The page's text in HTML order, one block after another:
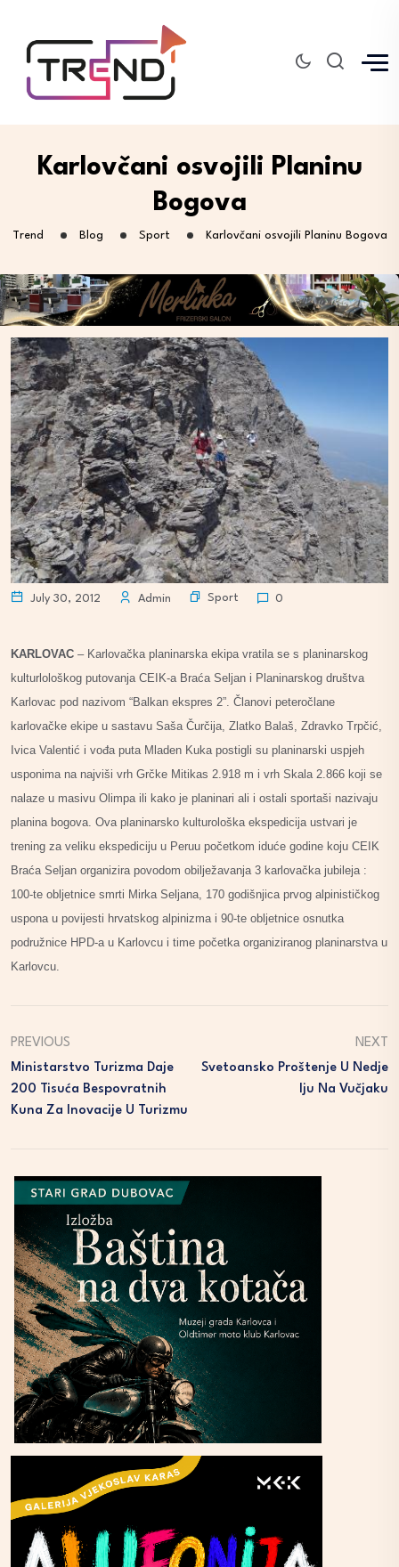
Karlovčani osvojili Planinu
Bogova
Trend Blog Sport Karlovčani osvojili Planinu Bogova
July 30, 2012 Admin Sport 0
KARLOVAC – Karlovačka planinarska ekipa vratila se s planinarskog
kulturlološkog putovanja CEIK-a Braća Seljan i Planinarskog društva
Karlovac pod nazivom “Balkan ekspres 2”. Članovi peteročlane
karlovačke ekipe u sastavu Saša Čurčija, Zlatko Balaš, Zdravko Trpčić,
Ivica Valentić i vođa puta Mladen Kuka postigli su planinarski uspjeh
usponima na najviši vrh Grčke Mitikas 2.918 m i vrh Skala 2.866 koji se
nalaze u masivu Olimpa ili kako je planinari ali i ostali sportaši nazivaju
planina bogova. Ova planinarsko kulturološka ekspedicija ustvari je
trening za veliku ekspediciju u Peruu početkom iduće godine koju CEIK
Braća Seljan organizira povodom obilježavanja 3 karlovačka jubileja :
100-te obljetnice smrti Mirka Seljana, 170 godišnjica prvog alpinističkog
uspona u povijesti hrvatskog alpinizma i 90-te obljetnice osnutka
podružnice HPD-a u Karlovcu i time početka organiziranog planinarstva u
Karlovcu.
PREVIOUS
Ministarstvo Turizma Daje
200 Tisuća Bespovratnih
Kuna Za Inovacije U Turizmu
NEXT
Svetoansko Proštenje U Nedje
Lju Na Vučjaku